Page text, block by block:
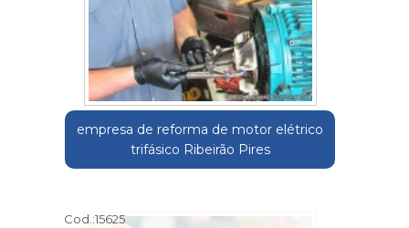
empresa de reforma de motor elétrico
trifásico Ribeirão Pires
Cod.:15625